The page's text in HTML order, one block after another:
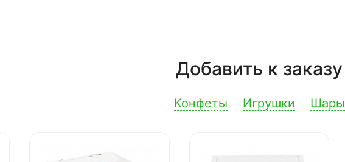
Добавить к заказу
Конфеты Игрушки Шары